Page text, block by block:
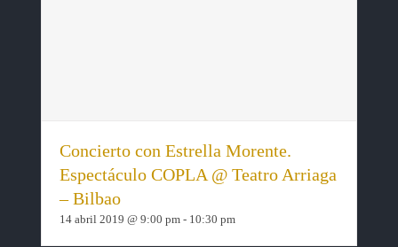
Concierto con Estrella Morente.
Espectáculo COPLA @ Teatro Arriaga
– Bilbao
14 abril 2019 @ 9:00 pm- 10:30 pm